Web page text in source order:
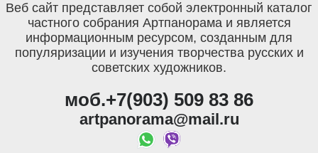
Веб сайт представляет собой электронный каталог
частного собрания Артпанорама и является
информационным ресурсом, созданным для
популяризации и изучения творчества русских и
советских художников.
моб.+7(903) 509 83 86
artpanorama@mail.ru